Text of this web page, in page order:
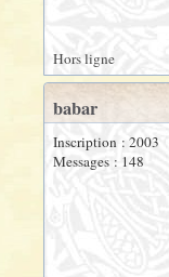
Hors ligne
babar
Inscription : 2003
Messages : 148